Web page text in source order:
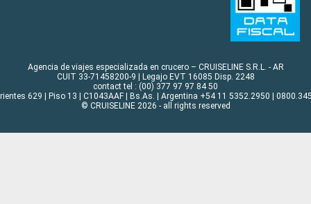
Agencia de viajes especializada en crucero – CRUISELINE S.R.L. - AR
CUIT 33-71458200-9 | Legajo EVT 16085 Disp. 2248
contact tel : (00) 377 97 97 84 50
629 | Piso 13 | C1043AAF | Bs.As. | Argentina +54 11 5352.2950 |
© CRUISELINE 2026 - all rights reserved